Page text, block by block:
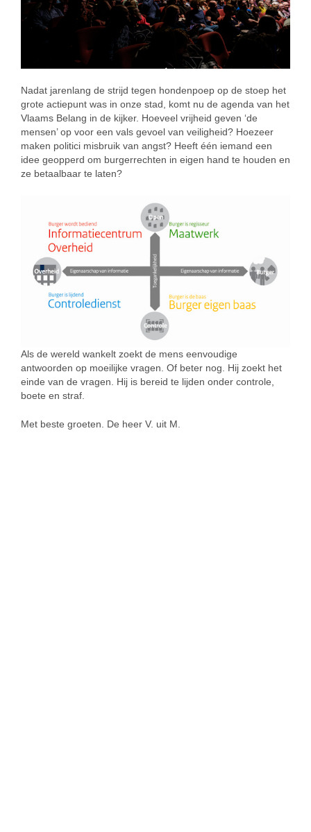
Nadat jarenlang de strijd tegen hondenpoep op de stoep het
grote actiepunt was in onze stad, komt nu de agenda van het
Vlaams Belang in de kijker. Hoeveel vrijheid geven ‘de
mensen’ op voor een vals gevoel van veiligheid? Hoezeer
maken politici misbruik van angst? Heeft één iemand een
idee geopperd om burgerrechten in eigen hand te houden en
ze betaalbaar te laten?
Als de wereld wankelt zoekt de mens eenvoudige
antwoorden op moeilijke vragen. Of beter nog. Hij zoekt het
einde van de vragen. Hij is bereid te lijden onder controle,
boete en straf.
Met beste groeten. De heer V. uit M.